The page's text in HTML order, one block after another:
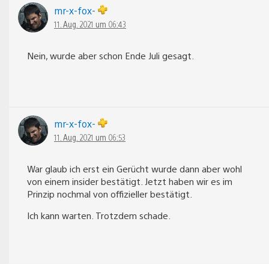
mr-x-fox-
11. Aug. 2021 um 06:43
Nein, wurde aber schon Ende Juli gesagt.
mr-x-fox-
11. Aug. 2021 um 06:53
War glaub ich erst ein Gerücht wurde dann aber wohl
von einem insider bestätigt. Jetzt haben wir es im
Prinzip nochmal von offizieller bestätigt.
Ich kann warten. Trotzdem schade.